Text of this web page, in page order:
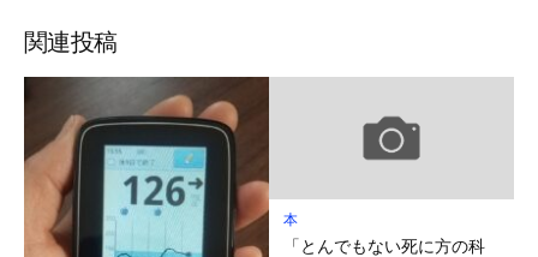
関連投稿
本
「とんでもない死に方の科